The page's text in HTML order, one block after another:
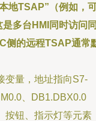
地TSAP”（例如，
多台HMI同时访问
侧的远程TSAP通常
变量，地址指向S7-
、DB1.DBX0.0
按钮、指示灯等元素